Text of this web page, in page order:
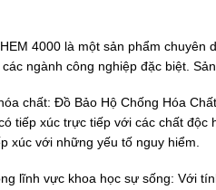
4000 là một sản phẩm
ngành công nghiệp đặc biệt.
chất: Đồ Bảo Hộ Chống Hóa
tiếp xúc trực tiếp với các chất
xúc với những yếu tố nguy hiểm.
lĩnh vực khoa học sự sống: Với